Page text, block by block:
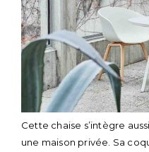
Cette chaise s’intègre
une maison privée. Sa